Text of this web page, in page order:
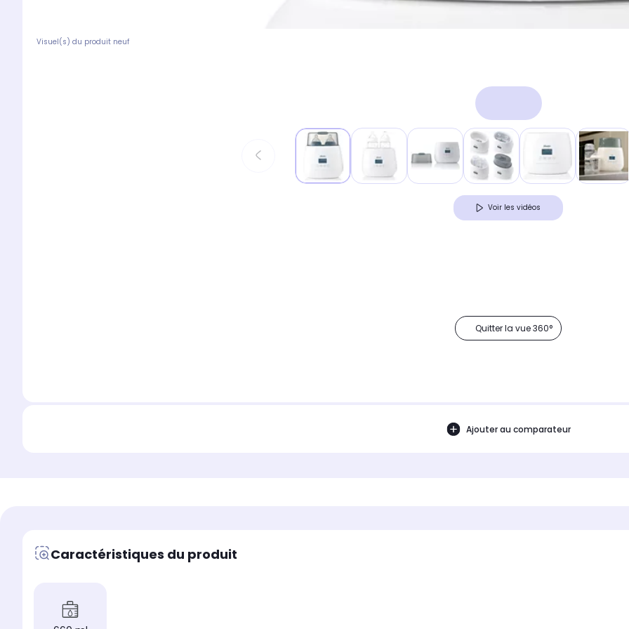
Visuel(s) du produit neuf
Voir les vidéos
Quitter la vue 360°
Ajouter au comparateur
Caractéristiques du produit